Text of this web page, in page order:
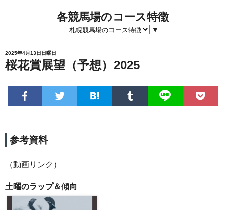
各競馬場のコース特徴
▼
2025年4月13日日曜日
桜花賞展望（予想）2025
参考資料
（動画リンク）
土曜のラップ＆傾向